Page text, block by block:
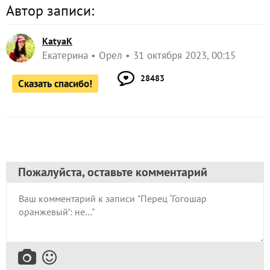
Автор записи:
KatyaK
Екатерина Орел 31 октября 2023, 00:15
Сказать спасибо! 28483
Пожалуйста, оставьте комментарий